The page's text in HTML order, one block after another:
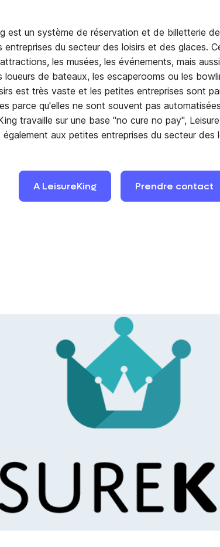
est un système de réservation et de billetterie
entreprises du secteur des loisirs et des glaces.
les musées, les événements, mais
loueurs de bateaux, les escaperooms ou les
est très vaste et les petites entreprises sont
parce qu'elles ne sont souvent pas
travaille sur une base "no cure no pay",
également aux petites entreprises du secteur des
A LeisureKing Prendre contact